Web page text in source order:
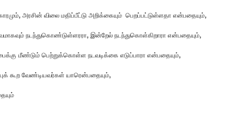
அரசின் விலை மதிப்பீட்டு அறிக்கையும் பெறப்பட்டுள்ளதா என்பதையும்,
நடந்துகொண்டுள்ளரரா, இன்றேல் நடந்துகொள்கிறாரா என்பதையும்,
மீண்டும் பெற்றுக்கொள்ள நடவடிக்கை எடுப்பாரா என்பதையும்,
கூற வேண்டியவர்கள் யாரென்பதையும்,